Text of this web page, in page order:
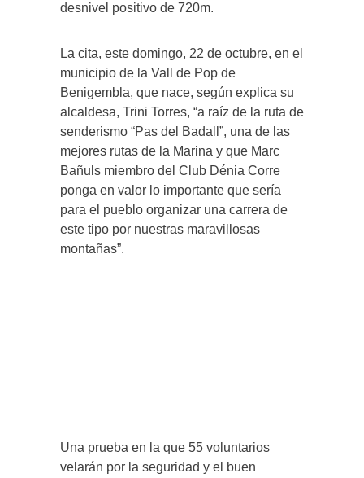
desnivel positivo de 720m.
La cita, este domingo, 22 de octubre, en el
municipio de la Vall de Pop de
Benigembla, que nace, según explica su
alcaldesa, Trini Torres, “a raíz de la ruta de
senderismo “Pas del Badall”, una de las
mejores rutas de la Marina y que Marc
Bañuls miembro del Club Dénia Corre
ponga en valor lo importante que sería
para el pueblo organizar una carrera de
este tipo por nuestras maravillosas
montañas”.
Una prueba en la que 55 voluntarios
velarán por la seguridad y el buen